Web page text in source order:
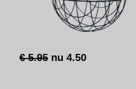
€ 5.95 nu 4.50